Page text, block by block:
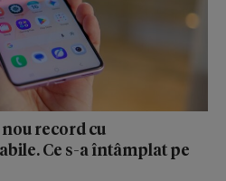
record cu
Ce s-a întâmplat pe